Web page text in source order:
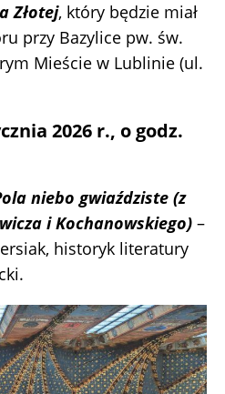
Złotej, który będzie miał
przy Bazylice pw. św.
Mieście w Lublinie (ul.
2026 r., o godz.
niebo gwiaździste (z
i Kochanowskiego) –
historyk literatury